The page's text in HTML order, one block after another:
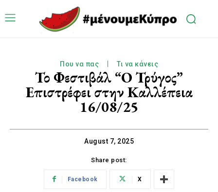
Που να πας Τι να κάνεις
Το Φεστιβάλ “Ο Τρύγος”
Επιστρέφει στην Καλλέπεια
16/08/25
August 7, 2025
Share post:
Facebook X